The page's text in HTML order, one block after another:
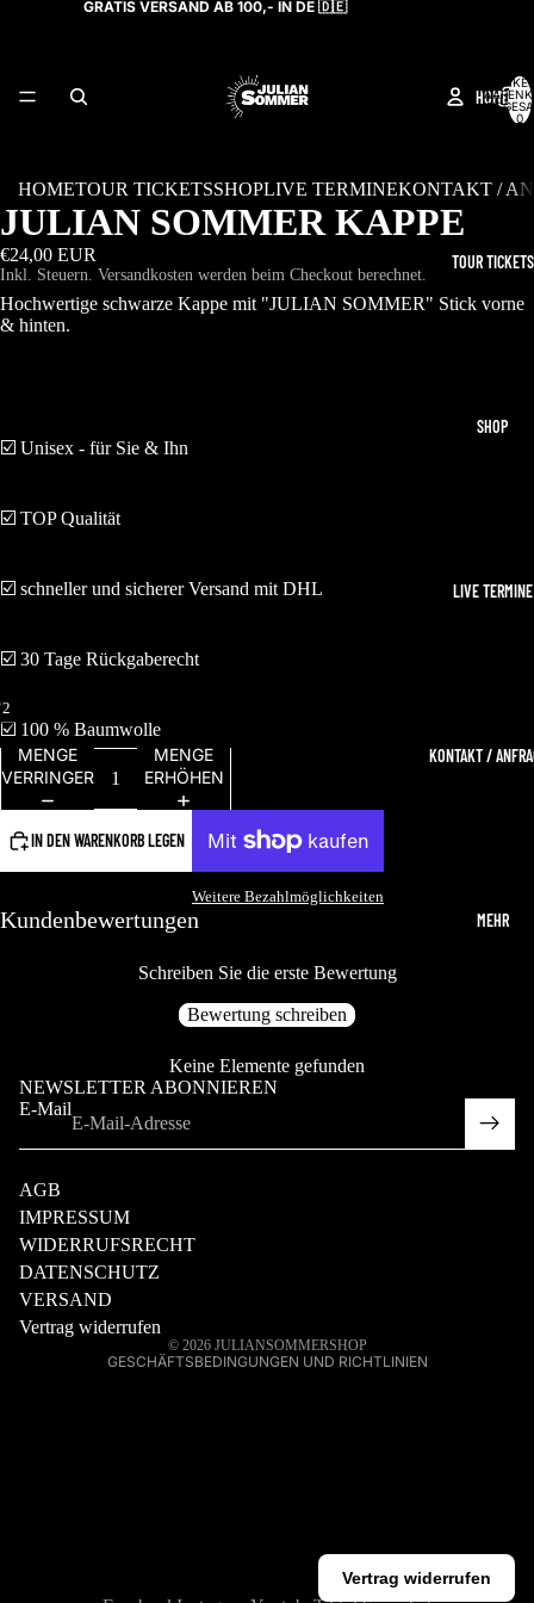
GRATIS VERSAND AB 100,- IN DE 🇩🇪
HOME
TOUR TICKETS
SHOP
LIVE TERMINE
KONTAKT /
MEHR
0
HOMETOUR TICKETSSHOPLIVE TERMINEKONTAKT /
2
JULIAN SOMMER KAPPE
€24,00 EUR
Inkl. Steuern. Versandkosten werden beim Checkout berechnet.
Hochwertige schwarze Kappe mit "JULIAN SOMMER" Stick vorne
& hinten.
☑️ Unisex - für Sie & Ihn
☑️ TOP Qualität
☑️ schneller und sicherer Versand mit DHL
☑️ 30 Tage Rückgaberecht
☑️ 100 % Baumwolle
MENGE
VERRINGERN
MENGE
ERHÖHEN
IN DEN WARENKORB LEGEN
Weitere Bezahlmöglichkeiten
Kundenbewertungen
Schreiben Sie die erste Bewertung
Bewertung schreiben
Keine Elemente gefunden
NEWSLETTER ABONNIEREN
E-Mail
AGB
IMPRESSUM
WIDERRUFSRECHT
DATENSCHUTZ
VERSAND
Vertrag widerrufen
© 2026 JULIANSOMMERSHOP
GESCHÄFTSBEDINGUNGEN UND RICHTLINIEN
Vertrag widerrufen